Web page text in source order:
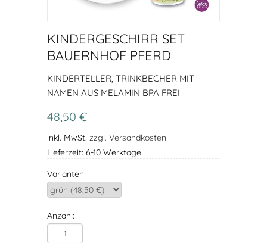
KINDERGESCHIRR SET
BAUERNHOF PFERD
KINDERTELLER, TRINKBECHER MIT
NAMEN AUS MELAMIN BPA FREI
48,50 €
inkl. MwSt. zzgl. Versandkosten
Lieferzeit: 6-10 Werktage
Varianten
Anzahl: